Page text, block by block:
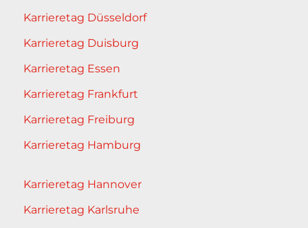
Karrieretag Düsseldorf
Karrieretag Duisburg
Karrieretag Essen
Karrieretag Frankfurt
Karrieretag Freiburg
Karrieretag Hamburg
Karrieretag Hannover
Karrieretag Karlsruhe